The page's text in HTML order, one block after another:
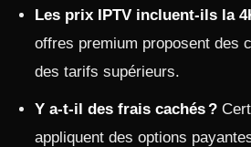
Les prix IPTV incluent-ils la
offres premium proposent des
des tarifs supérieurs.
Y a-t-il des frais cachés ?
appliquent des options